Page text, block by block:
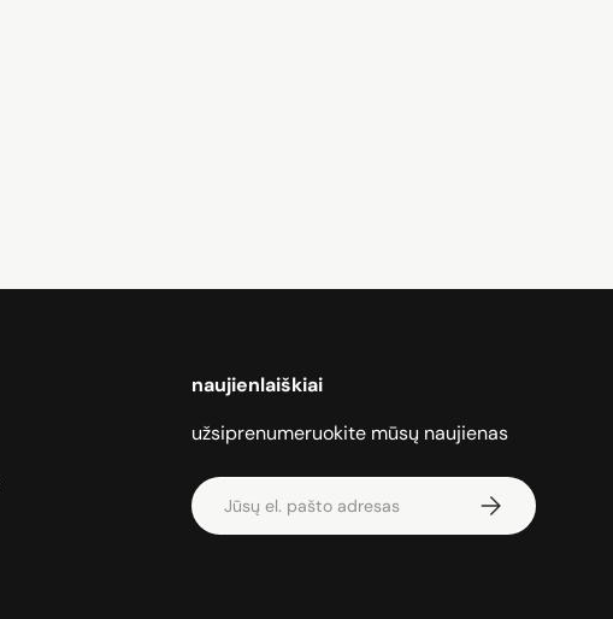
naujienlaiškiai
užsiprenumeruokite mūsų naujienas
El. paštas Prenumeruoti